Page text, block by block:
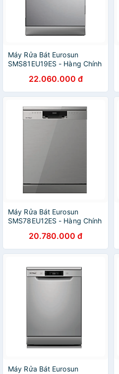
Máy Rửa Bát Eurosun
SMS81EU19ES - Hàng Chính
22.060.000 đ
Máy Rửa Bát Eurosun
SMS78EU12ES - Hàng Chính
20.780.000 đ
Máy Rửa Bát Eurosun